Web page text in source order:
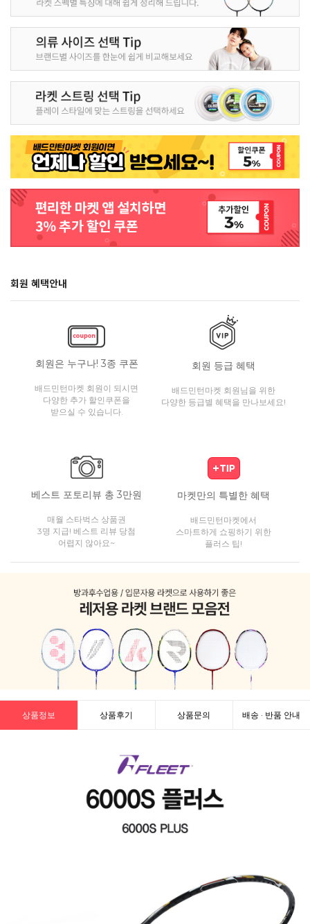
회원 혜택안내
회원은 누구나! 3종 쿠폰
배드민턴마켓 회원이 되시면
다양한 추가 할인쿠폰을
받으실 수 있습니다.
회원 등급 혜택
배드민턴마켓 회원님을 위한
다양한 등급별 혜택을 만나보세요!
베스트 포토리뷰 총 3만원
매월 스타벅스 상품권
3명 지급! 베스트 리뷰 당첨
어렵지 않아요~
마켓만의 특별한 혜택
배드민턴마켓에서
스마트하게 쇼핑하기 위한
플러스 팁!
상품정보 상품후기 상품문의 배송 · 반품 안내